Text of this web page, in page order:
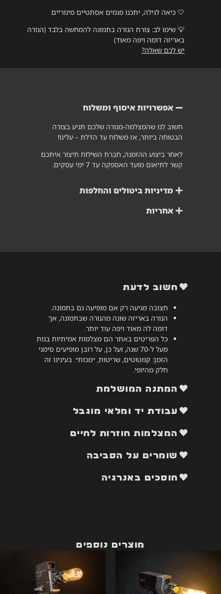
🤍 כיאה לגילה, יתכנו פגמים אסתטיים מינוריים
💡 שימו לב: צורת הנורה בתמונה להמחשה בלבד (הנורה
באריזה דומה ויפה מאוד)
יש לכם שאלה?
חשוב לדעת
חצובה מגיעה רק אם מופיעה גם בתמונה.
הנורה באריזה שונה מהנורה שבתמונה, אך
דומה לה מאוד ויפה עוד יותר.
כל הפריטים באתר הם מצלמות אמיתיות בנות
מעל ל-70 שנה, ועל כן, על רובן מופיעים סימני
הזמן: קמטוטים, שריטות, ״מכות״. בעינינו זה
חלק מהיופי.
המתנה המושלמת
עבודת יד ומלאי מוגבל
המצלמות חוזרות לחיים
שומרים על הסביבה
חוסכים באנרגיה
אפשרויות איסוף ומשלוח
חשוב לנו שהמצלמה-מנורה שלכם תגיע בצורה
הבטוחה ביותר, אז משלוח עד הדלת – עלינו!
לאחר ביצוע ההזמנה, חברת השילוח תיצור איתכם
קשר לתיאום מועד האספקה עד 7 ימי עסקים.
מדיניות ביטולים והחלפות
אחריות
מוצרים נוספים